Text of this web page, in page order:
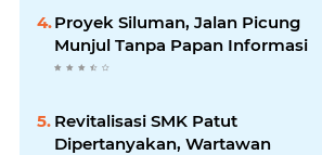
Kombes
Proyek Siluman, Jalan Picung
Munjul Tanpa Papan Informasi
Revitalisasi SMK Patut
Dipertanyakan, Wartawan